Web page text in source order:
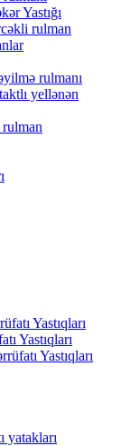
Yastığı
rulman
rulmanı
yellənən
Yastıqları
Yastıqları
Yastıqları
yatakları